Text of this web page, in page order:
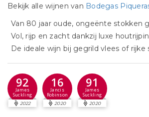
Bekijk alle wijnen van Bodegas
Van 80 jaar oude, ongeënte stokken
Vol, rijp en zacht dankzij luxe
De ideale wijn bij gegrild vlees of
92
James
Suckling
2022
16
Jancis
Robinson
2020
91
James
Suckling
2020